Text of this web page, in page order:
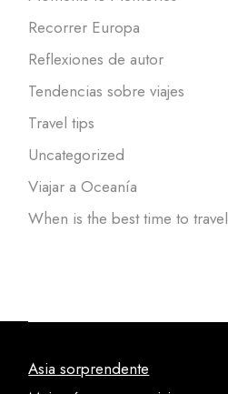
Recorrer Europa
Reflexiones de autor
Tendencias sobre viajes
Travel tips
Uncategorized
Viajar a Oceanía
When is the best time to travel
Asia sorprendente